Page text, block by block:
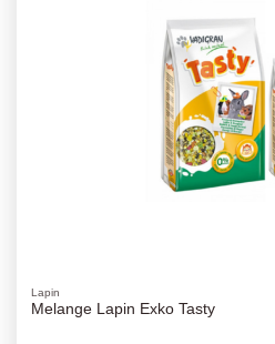
Lapin
Melange Lapin Exko Tasty